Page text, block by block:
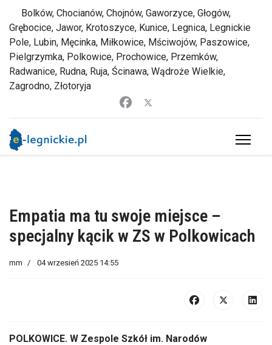
Bolków, Chocianów, Chojnów, Gaworzyce, Głogów,
Grębocice, Jawor, Krotoszyce, Kunice, Legnica, Legnickie
Pole, Lubin, Męcinka, Miłkowice, Mściwojów, Paszowice,
Pielgrzymka, Polkowice, Prochowice, Przemków,
Radwanice, Rudna, Ruja, Ścinawa, Wądroże Wielkie,
Zagrodno, Złotoryja
Empatia ma tu swoje miejsce –
specjalny kącik w ZS w Polkowicach
mm 04 wrzesień 2025 14:55
POLKOWICE. W Zespole Szkół im. Narodów